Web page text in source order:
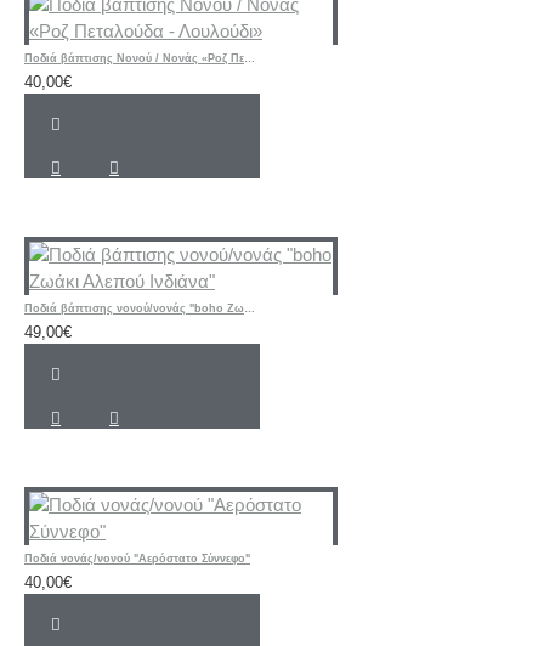
40,00€
49,00€
Ποδιά νονάς/νονού "Αερόστατο Σύννεφο"
40,00€